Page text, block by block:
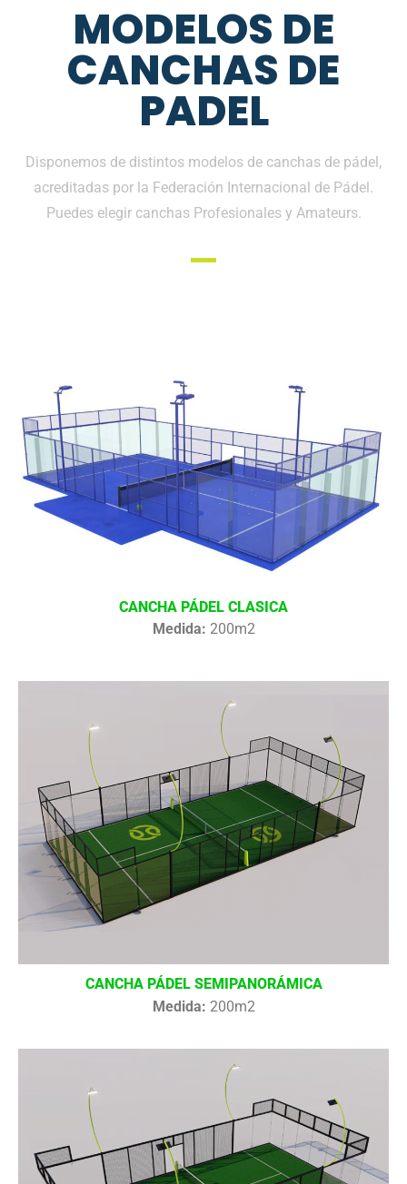
MODELOS DE
CANCHAS DE
PADEL
Disponemos de distintos modelos de canchas de pádel,
acreditadas por la Federación Internacional de Pádel.
Puedes elegir canchas Profesionales y Amateurs.
CANCHA PÁDEL CLASICA
Medida: 200m2
CANCHA PÁDEL SEMIPANORÁMICA
Medida: 200m2